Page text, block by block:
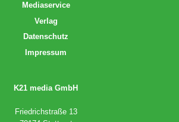
Mediaservice
Verlag
Datenschutz
Impressum
K21 media GmbH
Friedrichstraße 13